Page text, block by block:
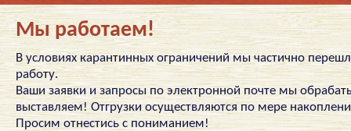
Мы работаем!
В условиях карантинных ограничений мы частично
работу.
Ваши заявки и запросы по электронной почте мы
выставляем! Отгрузки осуществляются по мере
Просим отнестись с пониманием!